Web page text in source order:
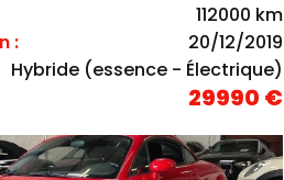
112000 km
:
20/12/2019
Hybride (essence - Électrique)
29990 €